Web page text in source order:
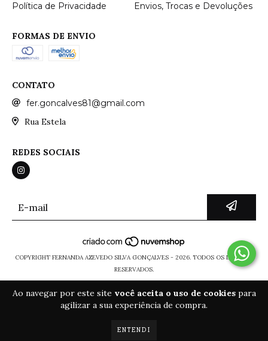
Ao navegar por este site você aceita o uso de cookiespara
agilizar a sua experiência de compra.
ENTENDI
Política de Privacidade
Envios, Trocas e Devoluções
FORMAS DE ENVIO
CONTATO
fer.goncalves81@gmail.com
Rua Estela
REDES SOCIAIS
COPYRIGHT FERNANDA AZEVEDO SILVA GONÇALVES - 2026. TODOS OS DIREITOS
RESERVADOS.